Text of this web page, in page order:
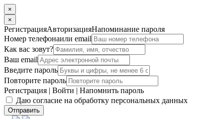
×
×
РегистрацияАвторизацияНапоминание пароля
Номер телефонаили email
Как вас зовут?
Ваш email
Введите пароль
Повторите пароль
Регистрация | Войти | Напомнить пароль
Даю согласие на обработку персональных данных
Отправить